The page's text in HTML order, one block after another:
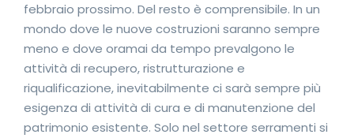
febbraio prossimo. Del resto è comprensibile. In un
mondo dove le nuove costruzioni saranno sempre
meno e dove oramai da tempo prevalgono le
attività di recupero, ristrutturazione e
riqualificazione, inevitabilmente ci sarà sempre più
esigenza di attività di cura e di manutenzione del
patrimonio esistente. Solo nel settore serramenti si